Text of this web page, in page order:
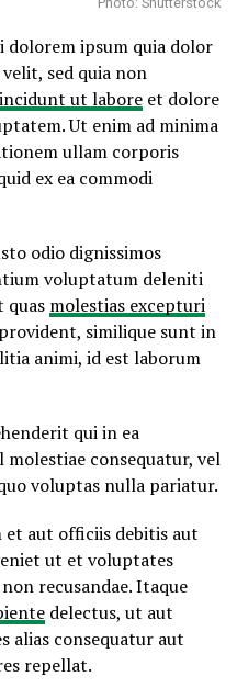
dolorem ipsum quia dolor
sed quia non
ut labore et dolore
Ut enim ad minima
ullam corporis
ex ea commodi
odio dignissimos
voluptatum deleniti
quas molestias excepturi
similique sunt in
animi, id est laborum
qui in ea
consequatur, vel
voluptas nulla pariatur.
et aut officiis debitis aut
ut et voluptates
recusandae. Itaque
delectus, ut aut
alias consequatur aut
repellat.